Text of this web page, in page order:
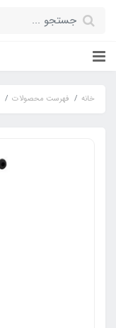
خانه فهرست محصولات